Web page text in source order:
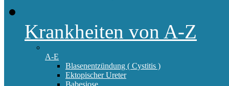
Krankheiten von A-Z
A-E
Blasenentzündung ( Cystitis )
Ektopischer Ureter